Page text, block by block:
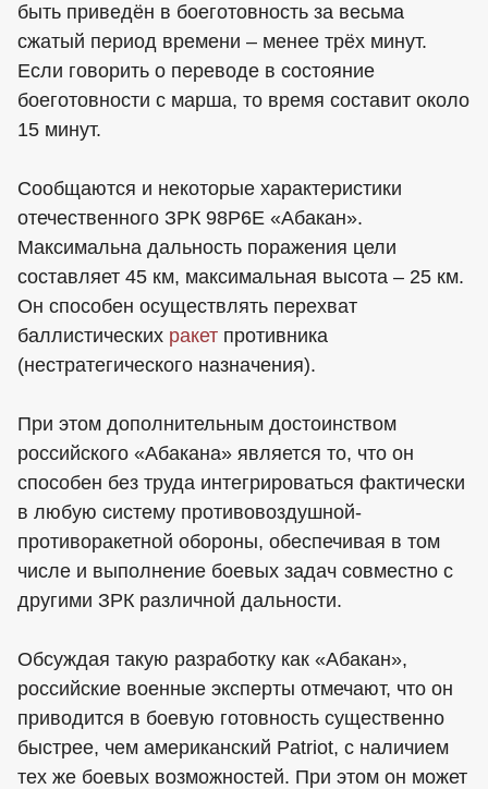
быть приведён в боеготовность за весьма
сжатый период времени – менее трёх минут.
Если говорить о переводе в состояние
боеготовности с марша, то время составит около
15 минут.
Сообщаются и некоторые характеристики
отечественного ЗРК 98Р6Е «Абакан».
Максимальна дальность поражения цели
составляет 45 км, максимальная высота – 25 км.
Он способен осуществлять перехват
баллистических ракет противника
(нестратегического назначения).
При этом дополнительным достоинством
российского «Абакана» является то, что он
способен без труда интегрироваться фактически
в любую систему противовоздушной-
противоракетной обороны, обеспечивая в том
числе и выполнение боевых задач совместно с
другими ЗРК различной дальности.
Обсуждая такую разработку как «Абакан»,
российские военные эксперты отмечают, что он
приводится в боевую готовность существенно
быстрее, чем американский Patriot, с наличием
тех же боевых возможностей. При этом он может